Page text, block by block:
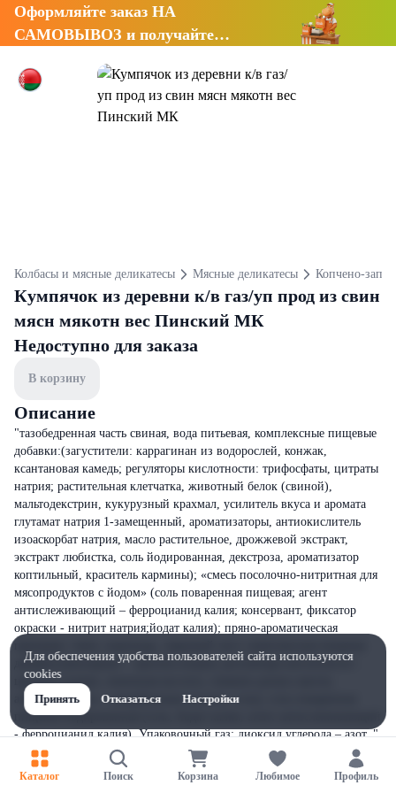
Оформляйте заказ НА
САМОВЫВОЗ и получайте
Колбасы и мясные деликатесы Мясные деликатесы Копчено-
Кумпячок из деревни к/в газ/уп прод из свин
мясн мякотн вес Пинский МК
Недоступно для заказа
В корзину
Описание
"тазобедренная часть свиная, вода питьевая, комплексные пищевые
добавки:(загустители: каррагинан из водорослей, конжак,
ксантановая камедь; регуляторы кислотности: трифосфаты, цитраты
натрия; растительная клетчатка, животный белок (свиной),
мальтодекстрин, кукурузный крахмал, усилитель вкуса и аромата
глутамат натрия 1-замещенный, ароматизаторы, антиокислитель
изоаскорбат натрия, масло растительное, дрожжевой экстракт,
экстракт любистка, соль йодированная, декстроза, ароматизатор
коптильный, краситель кармины); «смесь посолочно-нитритная для
мясопродуктов с йодом» (соль поваренная пищевая; агент
антислеживающий – ферроцианид калия; консервант, фиксатор
окраски - нитрит натрия;йодат калия); пряно-ароматическая
добавка:(консервант - ацетаты натрия, регуляторы кислотности -
цитраты натрия, лимонная кислота, глюконо-дельта-лактон,
антиокислитель - аскорбиновая кислота, соль); соль поваренная
пищевая йодированная (соль, йодат калия, агент антислеживающий
- ферроцианид калия). Упаковочный газ: диоксид углерода – азот. "
Каталог Поиск Корзина Любимое Профиль
Для обеспечения удобства пользователей сайта используются
cookies
Принять
Отказаться Настройки